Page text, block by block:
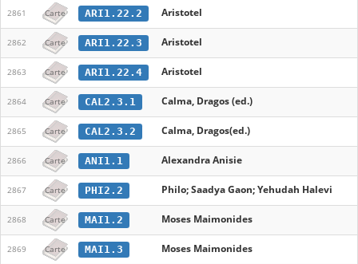
2861 Carte ARI1.22.2 Aristotel
2862 Carte ARI1.22.3 Aristotel
2863 Carte ARI1.22.4 Aristotel
2864 Carte CAL2.3.1 Calma, Dragos (ed.)
2865 Carte CAL2.3.2 Calma, Dragos(ed.)
2866 Carte ANI1.1 Alexandra Anisie
2867 Carte PHI2.2 Philo; Saadya Gaon; Yehudah Halevi
2868 Carte MAI1.2 Moses Maimonides
2869 Carte MAI1.3 Moses Maimonides